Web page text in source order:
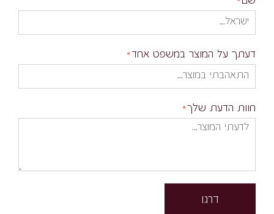
דעתך על המוצר במשפט אחד
חוות הדעת שלך
דרגו